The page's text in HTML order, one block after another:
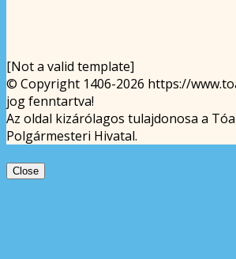
[Not a valid template]
© Copyright 1406-2026 https://
jog fenntartva!
Az oldal kizárólagos tulajdonosa a
Polgármesteri Hivatal.
Close